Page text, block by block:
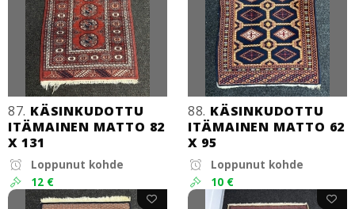
87. KÄSINKUDOTTU
ITÄMAINEN MATTO 82
X 131
Loppunut kohde
12 €
88. KÄSINKUDOTTU
ITÄMAINEN MATTO 62
X 95
Loppunut kohde
10 €